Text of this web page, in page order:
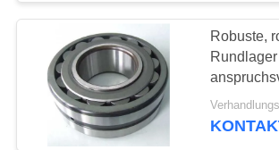
TRETEN
Robuste,